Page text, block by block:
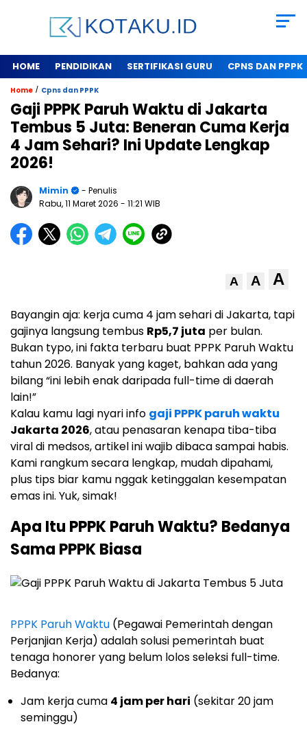
HOME PENDIDIKAN SERTIFIKASI GURU CPNS DAN PPPK
Home / Cpns dan PPPK
Gaji PPPK Paruh Waktu di Jakarta
Tembus 5 Juta: Beneran Cuma Kerja
4 Jam Sehari? Ini Update Lengkap
2026!
Mimin
- Penulis
Rabu, 11 Maret 2026 - 11:21 WIB
A A A
Bayangin aja: kerja cuma 4 jam sehari di Jakarta, tapi
gajinya langsung tembus Rp5,7 juta per bulan.
Bukan typo, ini fakta terbaru buat PPPK Paruh Waktu
tahun 2026. Banyak yang kaget, bahkan ada yang
bilang “ini lebih enak daripada full-time di daerah
lain!”
Kalau kamu lagi nyari info gaji PPPK paruh waktu
Jakarta 2026, atau penasaran kenapa tiba-tiba
viral di medsos, artikel ini wajib dibaca sampai habis.
Kami rangkum secara lengkap, mudah dipahami,
plus tips biar kamu nggak ketinggalan kesempatan
emas ini. Yuk, simak!
Apa Itu PPPK Paruh Waktu? Bedanya
Sama PPPK Biasa
PPPK Paruh Waktu (Pegawai Pemerintah dengan
Perjanjian Kerja) adalah solusi pemerintah buat
tenaga honorer yang belum lolos seleksi full-time.
Bedanya:
Jam kerja cuma 4 jam per hari (sekitar 20 jam
seminggu)